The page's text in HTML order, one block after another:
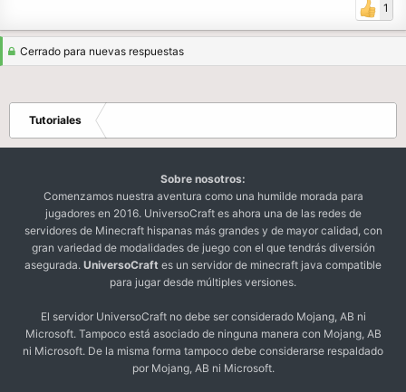
1
Cerrado para nuevas respuestas
Tutoriales
Sobre nosotros:
Comenzamos nuestra aventura como una humilde morada para
jugadores en 2016. UniversoCraft es ahora una de las redes de
servidores de Minecraft hispanas más grandes y de mayor calidad, con
gran variedad de modalidades de juego con el que tendrás diversión
asegurada. UniversoCraft es un servidor de minecraft java compatible
para jugar desde múltiples versiones.
El servidor UniversoCraft no debe ser considerado Mojang, AB ni
Microsoft. Tampoco está asociado de ninguna manera con Mojang, AB
ni Microsoft. De la misma forma tampoco debe considerarse respaldado
por Mojang, AB ni Microsoft.